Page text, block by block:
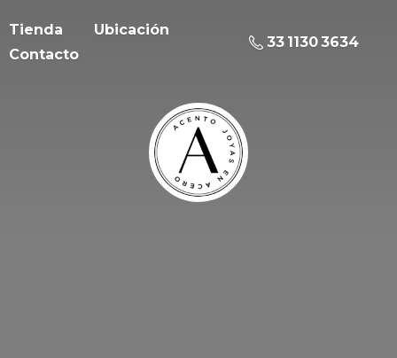
Tienda
Ubicación
Contacto
33 1130 3634